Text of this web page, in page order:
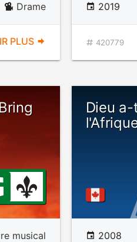
Drame
PLUS
2019
420779
musical
Dieu
2008